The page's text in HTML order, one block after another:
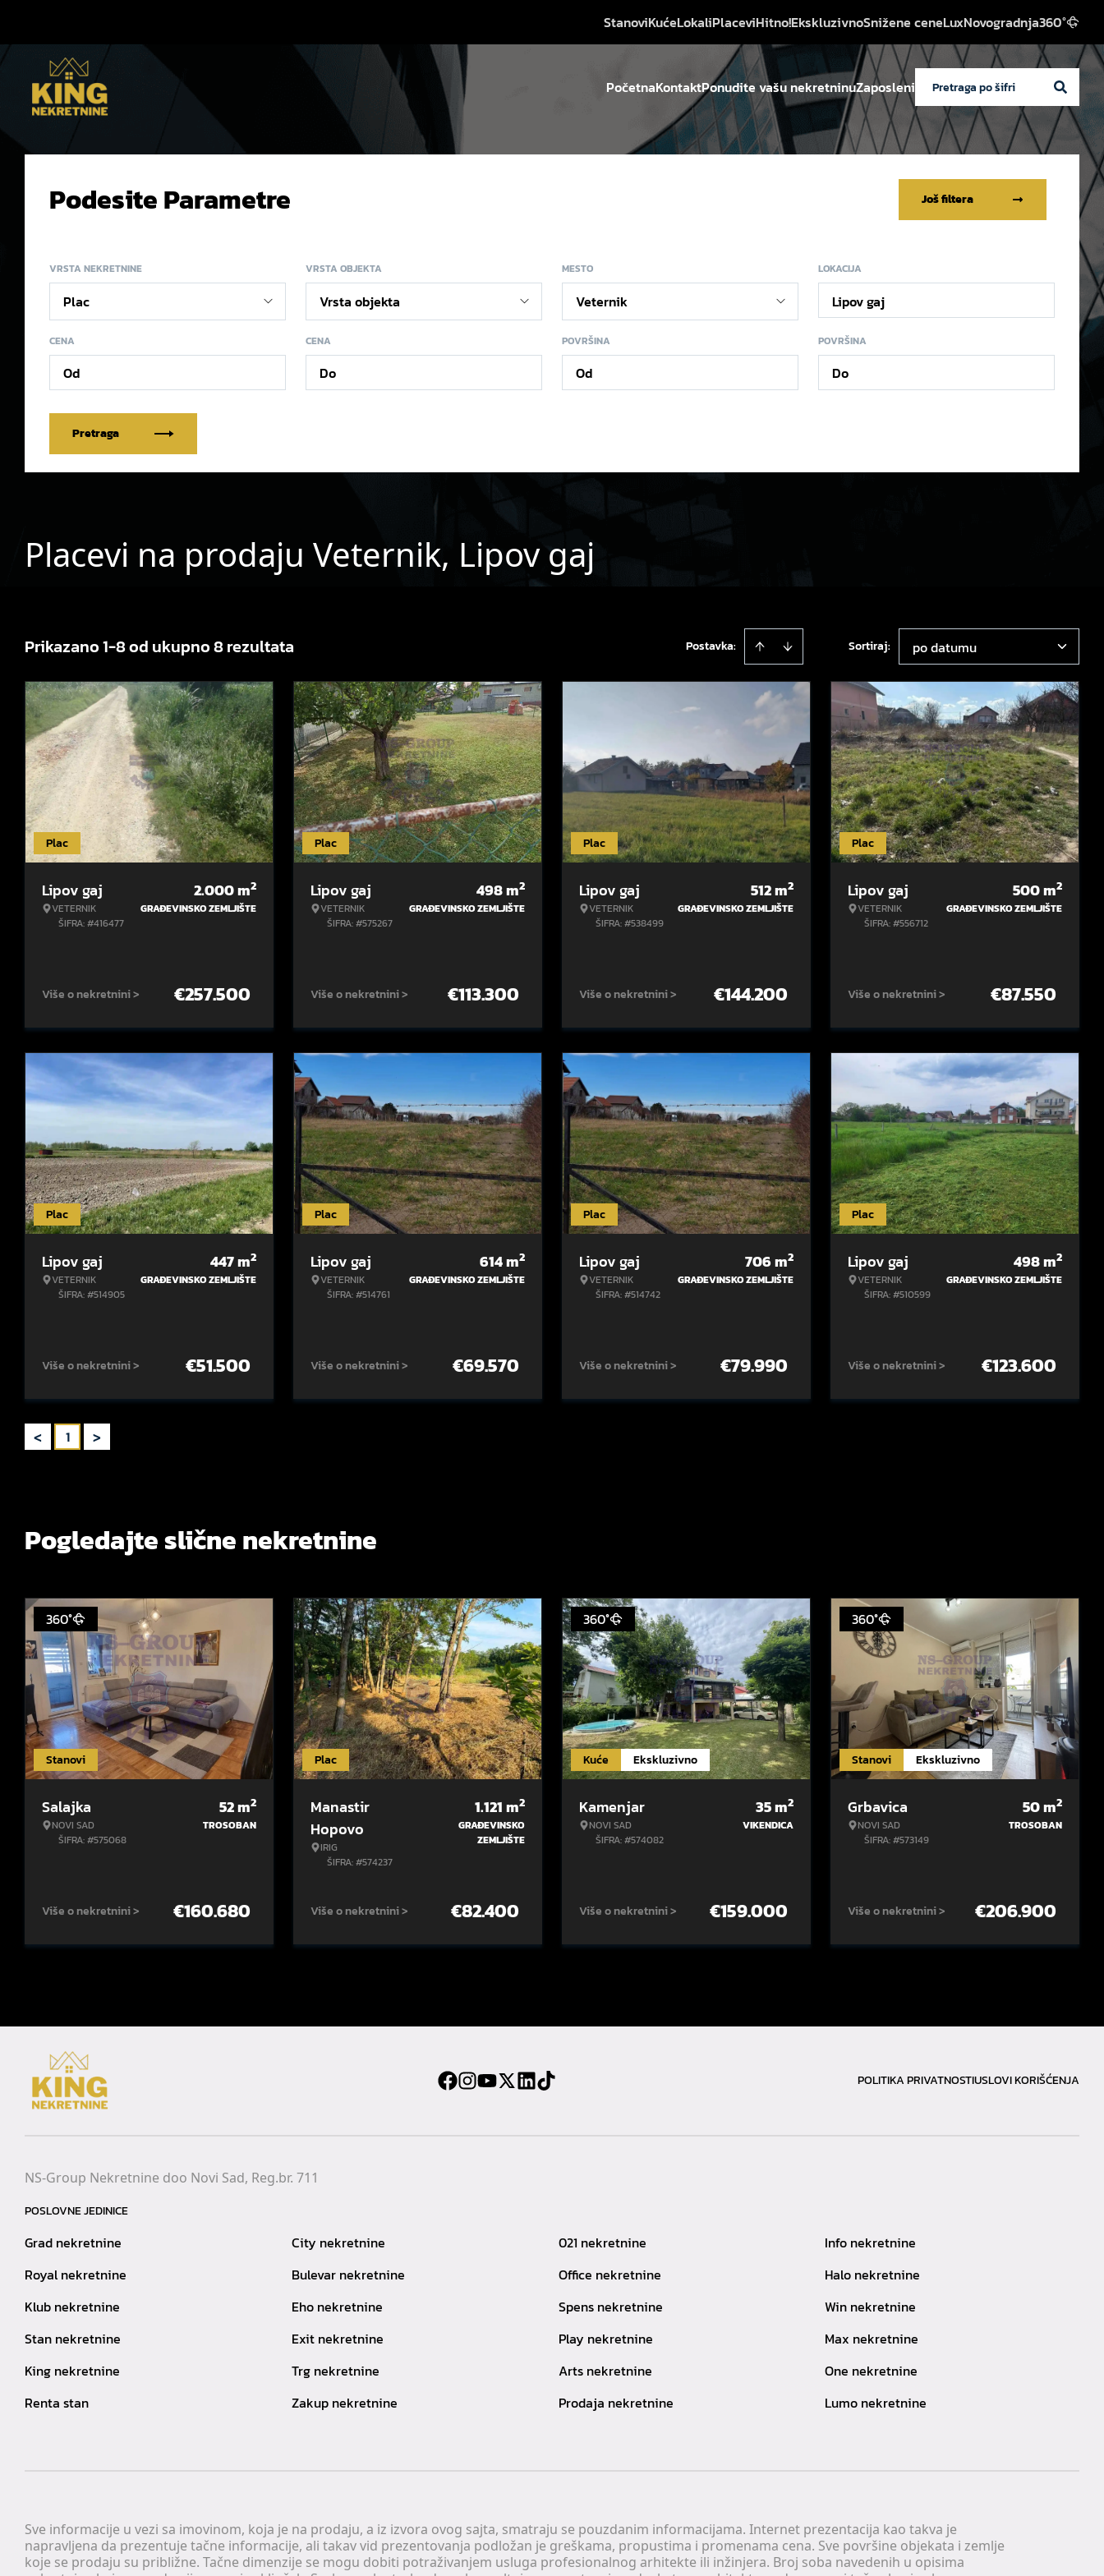
StanoviKućeLokaliPlaceviHitno!EkskluzivnoSnižene ceneLuxNovogradnja360°
PočetnaKontaktPonudite vašu nekretninuZaposleni
Podesite Parametre Još filtera
VRSTA NEKRETNINE VRSTA OBJEKTA MESTO LOKACIJA
Lipov gaj
CENA CENA POVRŠINA POVRŠINA
Pretraga
Placevi na prodaju Veternik, Lipov gaj
Prikazano 1-8 od ukupno 8 rezultata Postavka: Sortiraj: po datumu
Plac
Lipov gaj
VETERNIK
ŠIFRA: #416477
2.000m2
GRAĐEVINSKO ZEMLJIŠTE
Više o nekretnini > €257.500
Plac
Lipov gaj
VETERNIK
ŠIFRA: #575267
498m2
GRAĐEVINSKO ZEMLJIŠTE
Više o nekretnini > €113.300
Plac
Lipov gaj
VETERNIK
ŠIFRA: #538499
512m2
GRAĐEVINSKO ZEMLJIŠTE
Više o nekretnini > €144.200
Plac
Lipov gaj
VETERNIK
ŠIFRA: #556712
500m2
GRAĐEVINSKO ZEMLJIŠTE
Više o nekretnini > €87.550
Plac
Lipov gaj
VETERNIK
ŠIFRA: #514905
447m2
GRAĐEVINSKO ZEMLJIŠTE
Više o nekretnini > €51.500
Plac
Lipov gaj
VETERNIK
ŠIFRA: #514761
614m2
GRAĐEVINSKO ZEMLJIŠTE
Više o nekretnini > €69.570
Plac
Lipov gaj
VETERNIK
ŠIFRA: #514742
706m2
GRAĐEVINSKO ZEMLJIŠTE
Više o nekretnini > €79.990
Plac
Lipov gaj
VETERNIK
ŠIFRA: #510599
498m2
GRAĐEVINSKO ZEMLJIŠTE
Više o nekretnini > €123.600
< 1 >
Pogledajte slične nekretnine
Stanovi
360°
Salajka
NOVI SAD
ŠIFRA: #575068
52m2
TROSOBAN
Više o nekretnini > €160.680
Plac
Manastir
Hopovo
IRIG
ŠIFRA: #574237
1.121m2
GRAĐEVINSKO
ZEMLJIŠTE
Više o nekretnini > €82.400
Kuće Ekskluzivno
360°
Kamenjar
NOVI SAD
ŠIFRA: #574082
35m2
VIKENDICA
Više o nekretnini > €159.000
Stanovi Ekskluzivno
360°
Grbavica
NOVI SAD
ŠIFRA: #573149
50m2
TROSOBAN
Više o nekretnini > €206.900
POLITIKA PRIVATNOSTIUSLOVI KORIŠĆENJA
Sve informacije u vezi sa imovinom, koja je na prodaju, a iz izvora ovog sajta, smatraju se pouzdanim informacijama. Internet prezentacija kao takva je
napravljena da prezentuje tačne informacije, ali takav vid prezentovanja podložan je greškama, propustima i promenama cena. Sve površine objekata i zemlje
koje se prodaju su približne. Tačne dimenzije se mogu dobiti potraživanjem usluga profesionalnog arhitekte ili inžinjera. Broj soba navedenih u opisima
NS-Group Nekretnine doo Novi Sad, Reg.br. 711
POSLOVNE JEDINICE
Grad nekretnine City nekretnine 021 nekretnine
Info nekretnine
Royal nekretnine
Bulevar nekretnine Office nekretnine
Halo nekretnine
Klub nekretnine
Eho nekretnine Spens nekretnine
Win nekretnine
Stan nekretnine
Exit nekretnine Play nekretnine
Max nekretnine
King nekretnine
Trg nekretnine Arts nekretnine
One nekretnine
Renta stan
Zakup nekretnine Prodaja nekretnine Lumo nekretnine